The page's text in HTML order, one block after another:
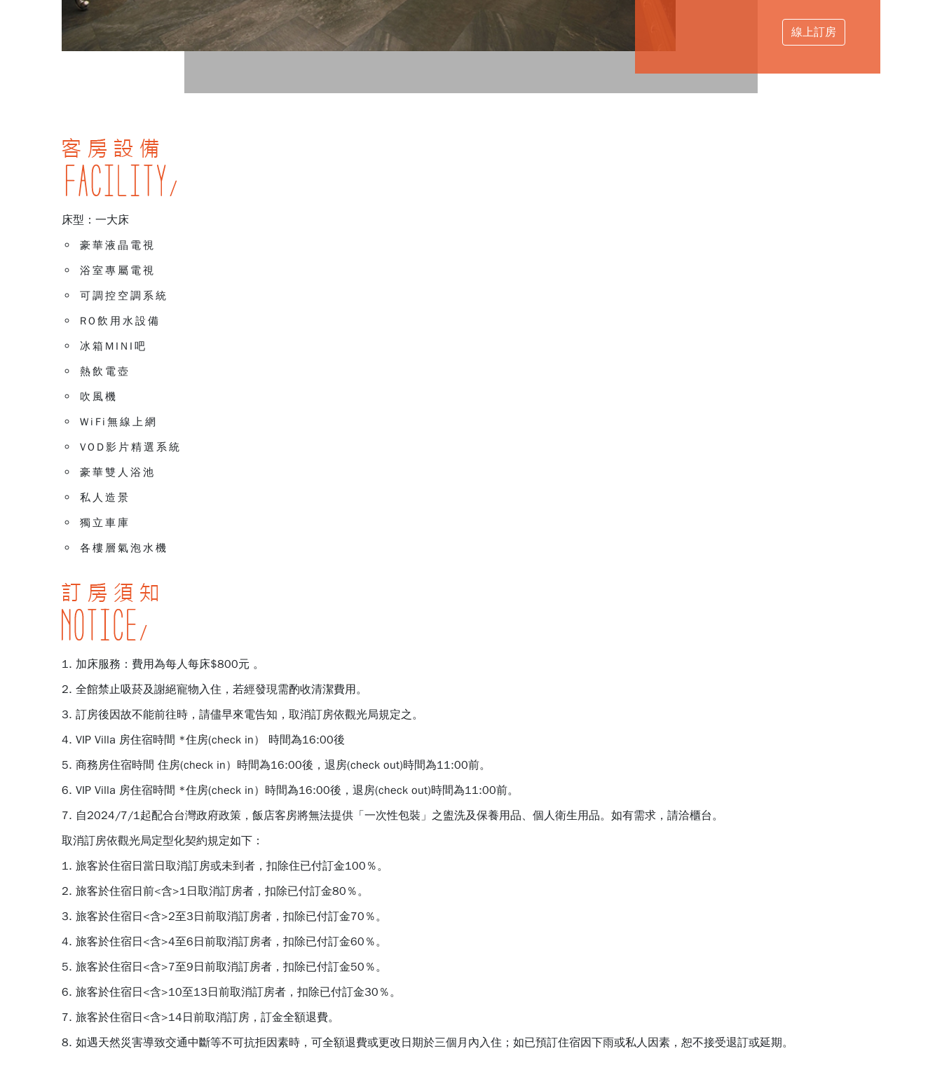
線上訂房
床型：一大床
豪華液晶電視
浴室專屬電視
可調控空調系統
RO飲用水設備
冰箱MINI吧
熱飲電壺
吹風機
WiFi無線上網
VOD影片精選系統
豪華雙人浴池
私人造景
獨立車庫
各樓層氣泡水機
1. 加床服務：費用為每人每床$800元 。
2. 全館禁止吸菸及謝絕寵物入住，若經發現需酌收清潔費用。
3. 訂房後因故不能前往時，請儘早來電告知，取消訂房依觀光局規定之。
4. VIP Villa 房住宿時間 *住房(check in） 時間為16:00後
5. 商務房住宿時間 住房(check in）時間為16:00後，退房(check out)時間為11:00前。
6. VIP Villa 房住宿時間 *住房(check in）時間為16:00後，退房(check out)時間為11:00前。
7. 自2024/7/1起配合台灣政府政策，飯店客房將無法提供「一次性包裝」之盥洗及保養用品、個人衛生用品。如有需求，請洽櫃台。
取消訂房依觀光局定型化契約規定如下：
1. 旅客於住宿日當日取消訂房或未到者，扣除住已付訂金100％。
2. 旅客於住宿日前<含>1日取消訂房者，扣除已付訂金80％。
3. 旅客於住宿日<含>2至3日前取消訂房者，扣除已付訂金70％。
4. 旅客於住宿日<含>4至6日前取消訂房者，扣除已付訂金60％。
5. 旅客於住宿日<含>7至9日前取消訂房者，扣除已付訂金50％。
6. 旅客於住宿日<含>10至13日前取消訂房者，扣除已付訂金30％。
7. 旅客於住宿日<含>14日前取消訂房，訂金全額退費。
8. 如遇天然災害導致交通中斷等不可抗拒因素時，可全額退費或更改日期於三個月內入住；如已預訂住宿因下雨或私人因素，恕不接受退訂或延期。